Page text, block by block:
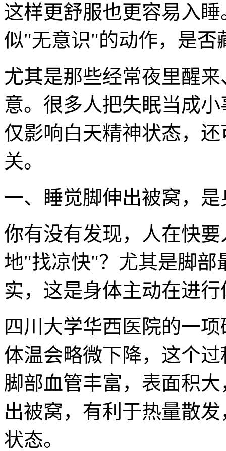
这样更舒服也更容易入
似"无意识"的动作，是否
尤其是那些经常夜里醒
意。很多人把失眠当成
仅影响白天精神状态，
关。
一、睡觉脚伸出被窝，
你有没有发现，人在快
地"找凉快"？尤其是脚部
实，这是身体主动在进
四川大学华西医院的一
体温会略微下降，这个
脚部血管丰富，表面积
出被窝，有利于热量散
状态。